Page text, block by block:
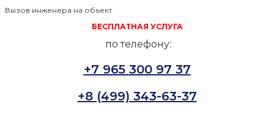
Вызов инженера на объект
БЕСПЛАТНАЯ УСЛУГА
по телефону:
+7 965 300 97 37
+8 (499) 343-63-37